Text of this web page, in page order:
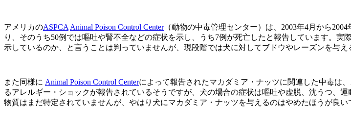
アメリカのASPCA Animal Poison Control Center（動物の中毒管理センター）は、2003年4月から2004
り、そのうち50例では嘔吐や腎不全などの症状を示し、うち7例が死亡したと報告しています。
示しているのか、と言うことは判っていませんが、現段階では犬に対してブドウやレーズンを与え
また同様に Animal Poison Control Centerによって報告されたマカダミア・ナッツに関連した中毒は
るアレルギー・ショックが報告されているそうですが、犬の場合の症状は嘔吐や虚脱、沈うつ、
物質はまだ特定されていませんが、やはり犬にマカダミア・ナッツを与えるのはやめたほうが良